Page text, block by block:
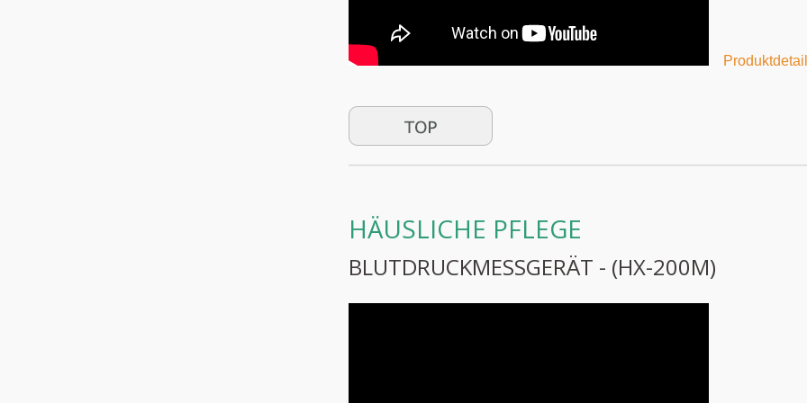
HÄUSLICHE PFLEGE
BLUTDRUCKMESSGERÄT - (HX-200M)